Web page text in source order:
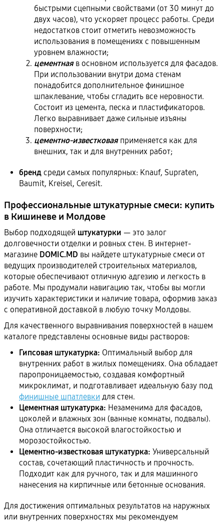
быстрыми сцепными свойствами (от 30 минут до
двух часов), что ускоряет процесс работы. Среди
недостатков стоит отметить невозможность
использования в помещениях с повышенным
уровнем влажности;
цементнаяв основном используется для фасадов.
При использовании внутри дома стенам
понадобится дополнительное финишное
шпаклевание, чтобы сгладить все неровности.
Состоит из цемента, песка и пластификаторов.
Легко выравнивает даже сильные изъяны
поверхности;
цементно-известковаяприменяется как для
внешних, так и для внутренних работ;
бренд среди самых популярных: Knauf, Supraten,
Baumit, Kreisel, Ceresit.
Профессиональные штукатурные смеси: купить
в Кишиневе и Молдове
Выбор подходящей штукатурки — это залог
долговечности отделки и ровных стен. В интернет-
магазине DOMIC.MD вы найдете штукатурные смеси от
ведущих производителей строительных материалов,
которые обеспечивают отличную адгезию и легкость в
работе. Мы продумали навигацию так, чтобы вы могли
изучить характеристики и наличие товара, оформив заказ
с оперативной доставкой в любую точку Молдовы.
Для качественного выравнивания поверхностей в нашем
каталоге представлены основные виды растворов:
Гипсовая штукатурка: Оптимальный выбор для
внутренних работ в жилых помещениях. Она обладает
паропроницаемостью, создавая комфортный
микроклимат, и подготавливает идеальную базу под
финишные шпатлевки для стен.
Цементная штукатурка: Незаменима для фасадов,
цоколей и влажных зон (ванные комнаты, подвалы).
Она отличается высокой влагостойкостью и
морозостойкостью.
Цементно-известковая штукатурка: Универсальный
состав, сочетающий пластичность и прочность.
Подходит как для ручного, так и для машинного
нанесения на кирпичные или бетонные основания.
Для достижения оптимальных результатов на наружных
или внутренних поверхностях мы рекомендуем